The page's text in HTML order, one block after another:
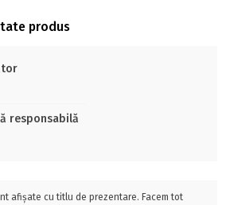
produs
responsabilă
afișate cu titlu de prezentare. Facem tot